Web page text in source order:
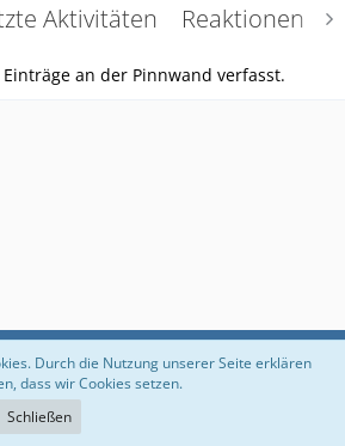
Aktivitäten Reaktionen
an der Pinnwand verfasst.
Impressum
Software:
Durch die Nutzung unserer Seite erklären
dass wir Cookies setzen.
Schließen